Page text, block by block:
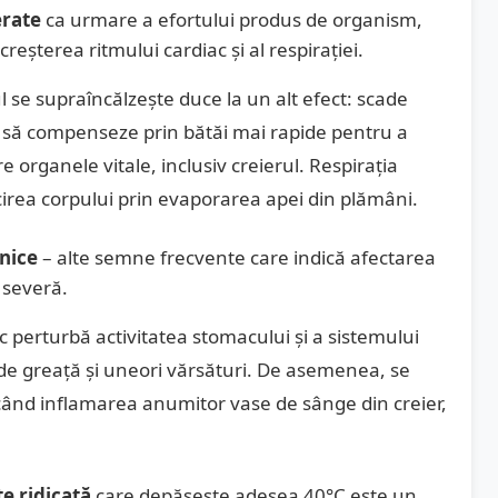
ca urmare a efortului produs de organism,
ritmului cardiac și al respirației.
supraîncălzește duce la un alt efect: scade
compenseze prin bătăi mai rapide pentru a
organele vitale, inclusiv creierul. Respirația
corpului prin evaporarea apei din plămâni.
– alte semne frecvente care indică afectarea
activitatea stomacului și a sistemului
greață și uneori vărsături. De asemenea, se
inflamarea anumitor vase de sânge din creier,